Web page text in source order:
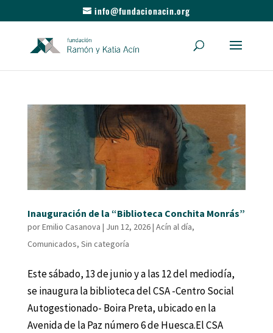
info@fundacionacin.org
Inauguración de la “Biblioteca Conchita Monrás”
porEmilio Casanova | Jun 12, 2026| Acín al día,
Comunicados, Sin categoría
Este sábado, 13 de junio y a las 12 del mediodía,
se inaugura la biblioteca del CSA ‐Centro Social
Autogestionado‐ Boira Preta, ubicado en la
Avenida de la Paz número 6 de Huesca.El CSA